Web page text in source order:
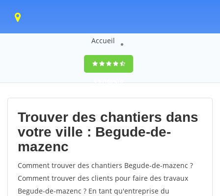
Accueil
9,5(100%)0
votes
Trouver des chantiers dans
votre ville : Begude-de-
mazenc
Comment trouver des chantiers Begude-de-mazenc ?
Comment trouver des clients pour faire des travaux
Begude-de-mazenc ? En tant qu'entreprise du